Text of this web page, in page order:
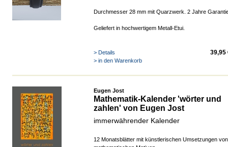
Durchmesser 28 mm mit Quarzwerk. 2 Jahre
Geliefert in hochwertigem Metall-Etui.
39,95
> Details
> in den Warenkorb
Eugen Jost
Mathematik-Kalender 'wörter und
zahlen' von Eugen Jost
immerwährender Kalender
12 Monatsblätter mit künstlerischen Umsetzungen von